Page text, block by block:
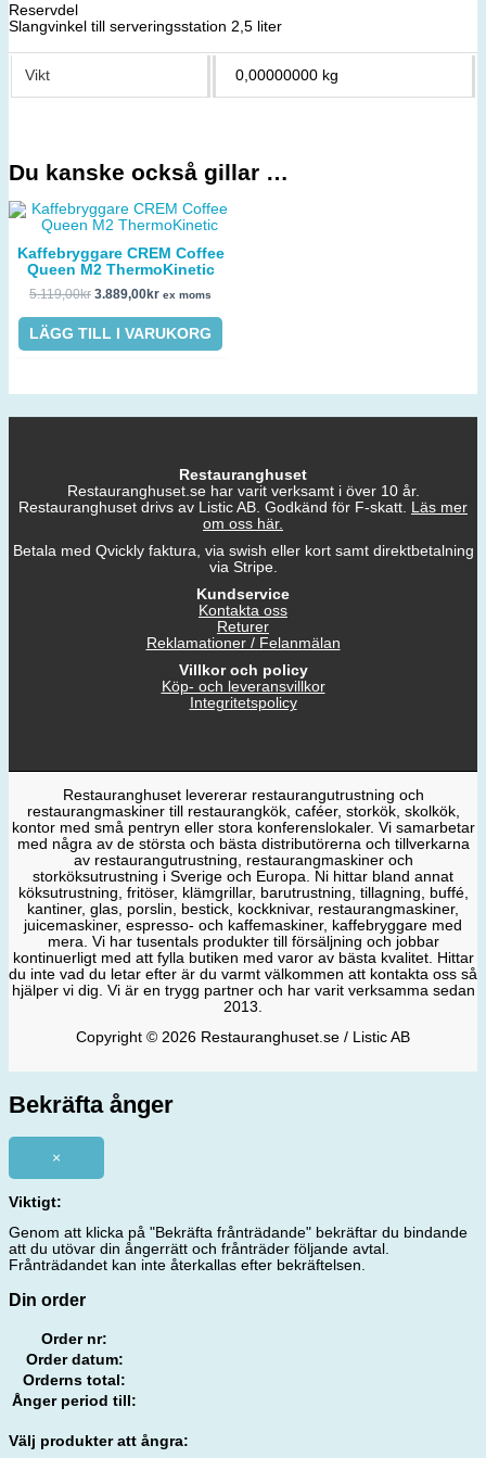
Reservdel
Slangvinkel till serveringsstation 2,5 liter
Vikt 0,00000000 kg
Du kanske också gillar …
Kaffebryggare CREM Coffee
Queen M2 ThermoKinetic
5.119,00kr 3.889,00kr ex moms
LÄGG TILL I VARUKORG
Restauranghuset
Restauranghuset.se har varit verksamt i över 10 år.
Restauranghuset drivs av Listic AB. Godkänd för F-skatt.
Läs mer
om oss här.
Betala med Qvickly faktura, via swish eller kort samt direktbetalning
via Stripe.
Kundservice
Kontakta oss
Returer
Reklamationer / Felanmälan
Villkor och policy
Köp- och leveransvillkor
Integritetspolicy
Restauranghuset levererar restaurangutrustning och
restaurangmaskiner till restaurangkök, caféer, storkök, skolkök,
kontor med små pentryn eller stora konferenslokaler. Vi samarbetar
med några av de största och bästa distributörerna och tillverkarna
av restaurangutrustning, restaurangmaskiner och
storköksutrustning i Sverige och Europa. Ni hittar bland annat
köksutrustning, fritöser, klämgrillar, barutrustning, tillagning, buffé,
kantiner, glas, porslin, bestick, kockknivar, restaurangmaskiner,
juicemaskiner, espresso- och kaffemaskiner, kaffebryggare med
mera. Vi har tusentals produkter till försäljning och jobbar
kontinuerligt med att fylla butiken med varor av bästa kvalitet. Hittar
du inte vad du letar efter är du varmt välkommen att kontakta oss så
hjälper vi dig. Vi är en trygg partner och har varit verksamma sedan
2013.
Copyright © 2026 Restauranghuset.se / Listic AB
Bekräfta ånger
×
Viktigt:
Genom att klicka på "Bekräfta frånträdande" bekräftar du bindande
att du utövar din ångerrätt och frånträder följande avtal.
Frånträdandet kan inte återkallas efter bekräftelsen.
Din order
Order nr:
Order datum:
Orderns total:
Ånger period till:
Välj produkter att ångra: